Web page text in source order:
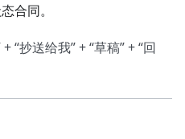
合同。
“抄送给我” + “草稿” + “回